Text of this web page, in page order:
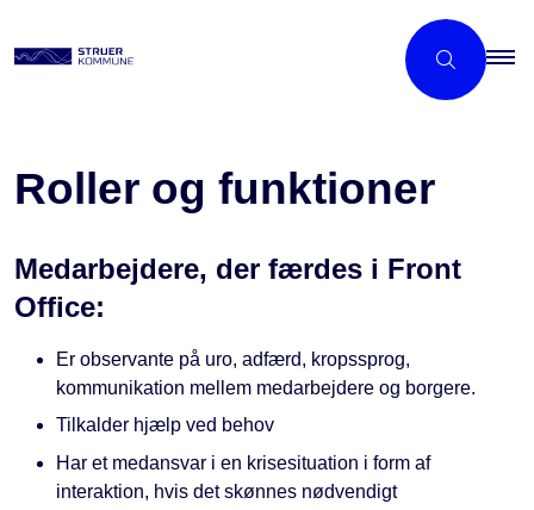
Roller og funktioner
Medarbejdere, der færdes i Front
Office:
Er observante på uro, adfærd, kropssprog,
kommunikation mellem medarbejdere og borgere.
Tilkalder hjælp ved behov
Har et medansvar i en krisesituation i form af
interaktion, hvis det skønnes nødvendigt